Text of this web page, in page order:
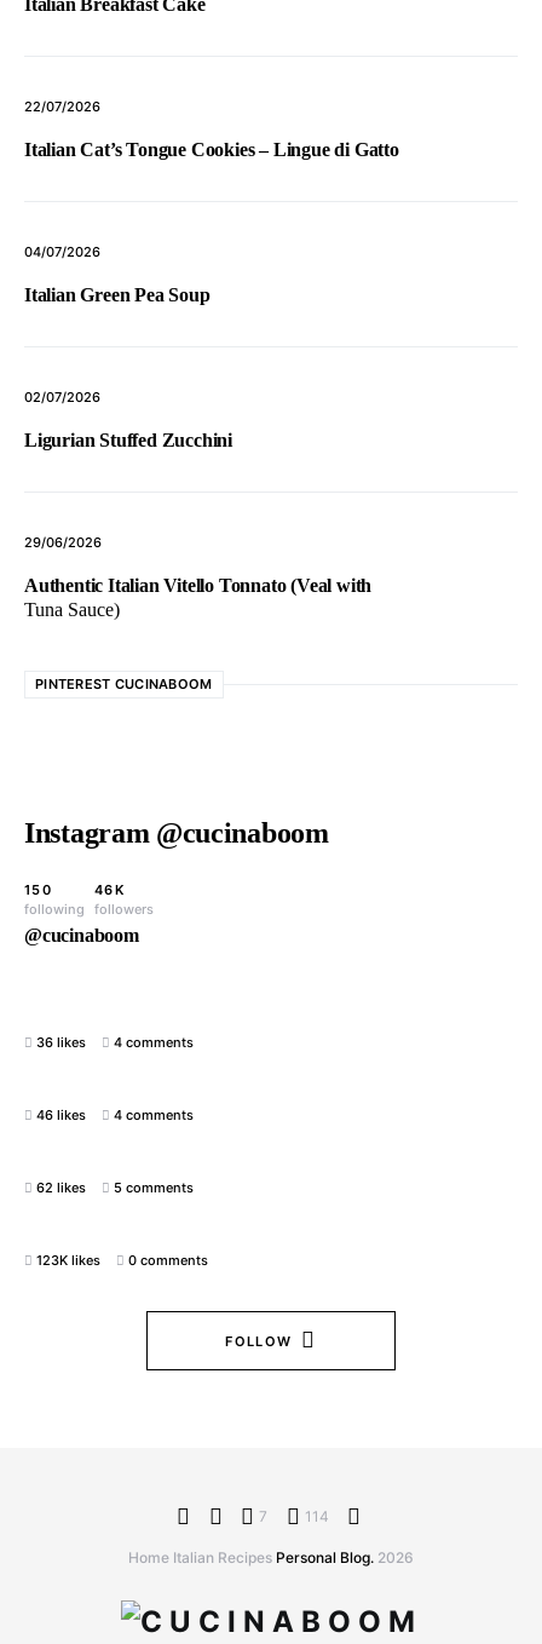
Italian Breakfast Cake
22/07/2026
Italian Cat’s Tongue Cookies – Lingue di Gatto
04/07/2026
Italian Green Pea Soup
02/07/2026
Ligurian Stuffed Zucchini
29/06/2026
Authentic Italian Vitello Tonnato (Veal with
Tuna Sauce)
PINTEREST CUCINABOOM
Instagram @cucinaboom
150
following
46K
followers
@cucinaboom
36 likes 4 comments
46 likes 4 comments
62 likes 5 comments
123K likes 0 comments
FOLLOW
7 114
Home Italian Recipes Personal Blog. 2026